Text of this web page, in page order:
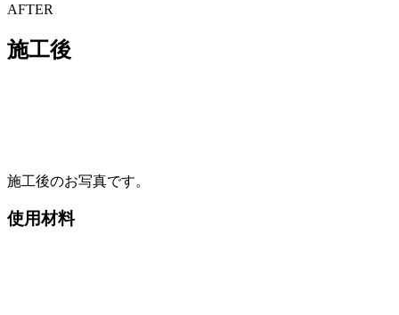
AFTER
施工後
施工後のお写真です。
使用材料